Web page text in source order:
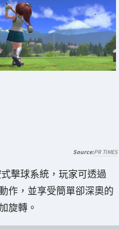
PR TIMES
擊球系統，玩家可透過
作，並享受簡單卻深奧的
旋轉。